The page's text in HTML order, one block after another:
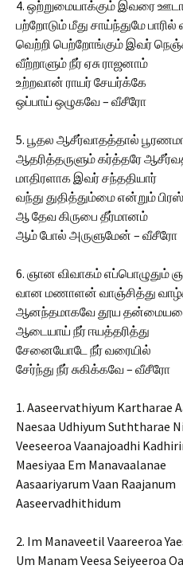
4. ஒற்றுமையாக்கும் இவரை
பற்றோடும் மீது சாய்ந்துமே
வெற்றி பெற்றோங்கும் இவர்
வீற்றாளும் நீர் ஏசு ராஜனாம்
உற்றவான் ராயர் சேயர்க்கே
ஒப்பாய் ஒழுகவே – வீசீரோ
5. பூதல ஆசீர்வாதத்தால்
ஆதரித்தருளும் கர்த்தரே
மாதிரளாக இவர் சந்ததியார்
வந்து துதித்தும்மை என்றும்
ஆ தேவ கிருபை தீர்மானம்
ஆம் போல் அருளுமேன் – வீசீரோ
6. ஞான விவாகம் எப்பொழுதும்
வான மணாளன் வாஞ்சித்து
ஆனந்தமாகவே தூய
ஆடையாய் நீர் ஈயத்தரித்து
சேனையோடே நீர் வரையில்
சேர்ந்து நீர் சுகிக்கவே – வீசீரோ
1. Aaseervathiyum Kartharae
Naesaa Udhiyum Suththarae
Veeseeroa Vaanajoadhi
Maesiyaa Em Manavaalanae
Aasaariyarum Vaan Raajanum
Aaseervadhithidum
2. Im Manaveetil Vaareeroa
Um Manam Veesa Seiyeeroa